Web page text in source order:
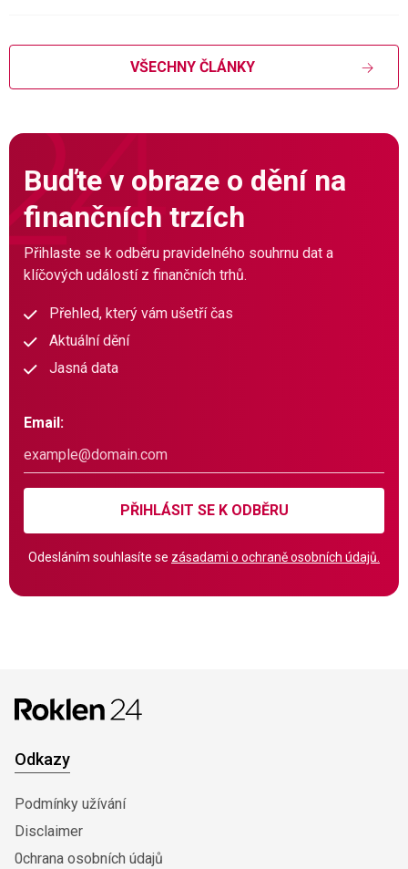
VŠECHNY ČLÁNKY
Buďte v obraze o dění na
finančních trzích
Přihlaste se k odběru pravidelného souhrnu dat a
klíčových událostí z finančních trhů.
Přehled, který vám ušetří čas
Aktuální dění
Jasná data
Email:
PŘIHLÁSIT SE K ODBĚRU
Odesláním souhlasíte se zásadami o ochraně osobních údajů.
Odkazy
Podmínky užívání
Disclaimer
0chrana osobních údajů